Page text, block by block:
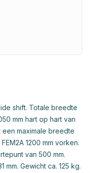
shift. Totale breedte
mm hart op hart van
maximale breedte
1200 mm vorken.
van 500 mm.
mm. Gewicht ca. 125 kg.